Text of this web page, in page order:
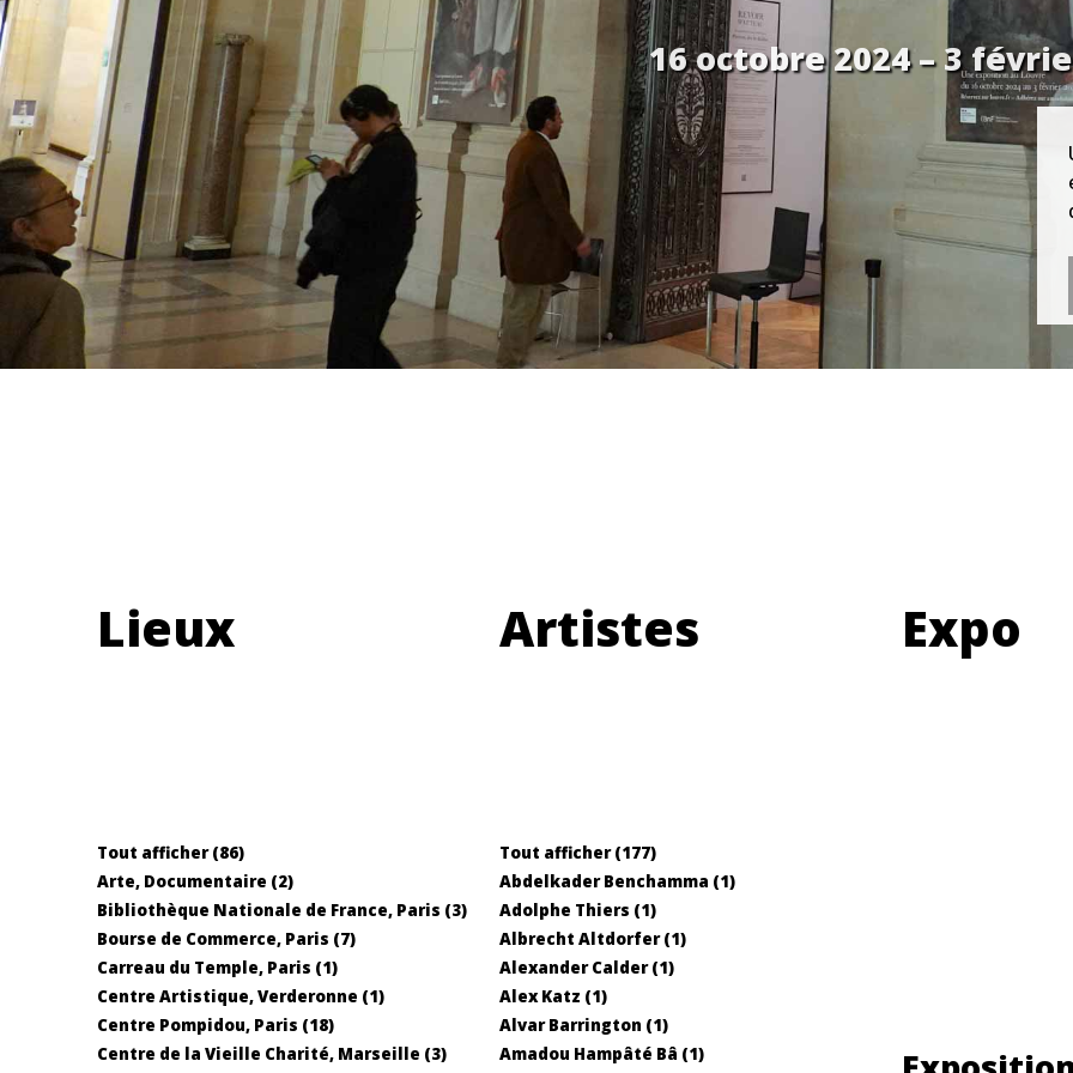
16 octobre 2024 – 3
Lieux
Tout afficher (86)
Arte, Documentaire (2)
Bibliothèque Nationale de France, Paris (3)
Bourse de Commerce, Paris (7)
Carreau du Temple, Paris (1)
Centre Artistique, Verderonne (1)
Centre Pompidou, Paris (18)
Centre de la Vieille Charité, Marseille (3)
Artistes
Tout afficher (177)
Abdelkader Benchamma (1)
Adolphe Thiers (1)
Albrecht Altdorfer (1)
Alexander Calder (1)
Alex Katz (1)
Alvar Barrington (1)
Amadou Hampâté Bâ (1)
Expo